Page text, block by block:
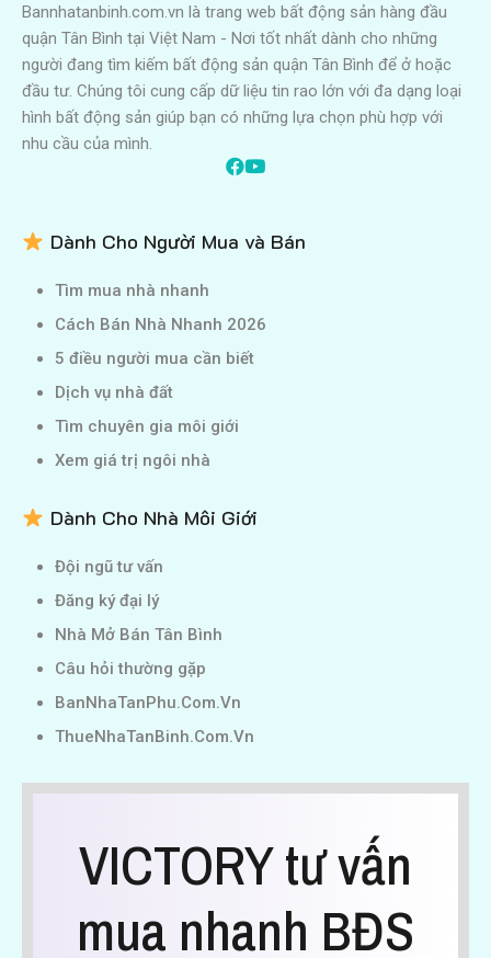
Bannhatanbinh.com.vn là trang web bất động sản hàng đầu
quận Tân Bình tại Việt Nam - Nơi tốt nhất dành cho những
người đang tìm kiếm bất động sản quận Tân Bình để ở hoặc
đầu tư. Chúng tôi cung cấp dữ liệu tin rao lớn với đa dạng loại
hình bất động sản giúp bạn có những lựa chọn phù hợp với
nhu cầu của mình.
Dành Cho Người Mua và Bán
Tìm mua nhà nhanh
Cách Bán Nhà Nhanh 2026
5 điều người mua cần biết
Dịch vụ nhà đất
Tìm chuyên gia môi giới
Xem giá trị ngôi nhà
Dành Cho Nhà Môi Giới
Đội ngũ tư vấn
Đăng ký đại lý
Nhà Mở Bán Tân Bình
Câu hỏi thường gặp
BanNhaTanPhu.Com.Vn
ThueNhaTanBinh.Com.Vn
VICTORY tư vấn
mua nhanh BĐS